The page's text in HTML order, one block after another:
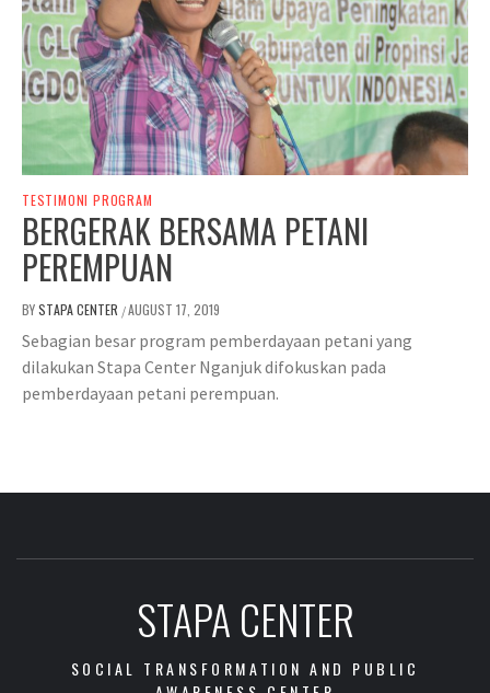
TESTIMONI PROGRAM
BERGERAK BERSAMA PETANI
PEREMPUAN
BYSTAPA CENTER /AUGUST 17, 2019
Sebagian besar program pemberdayaan petani yang
dilakukan Stapa Center Nganjuk difokuskan pada
pemberdayaan petani perempuan.
STAPA CENTER
SOCIAL TRANSFORMATION AND PUBLIC